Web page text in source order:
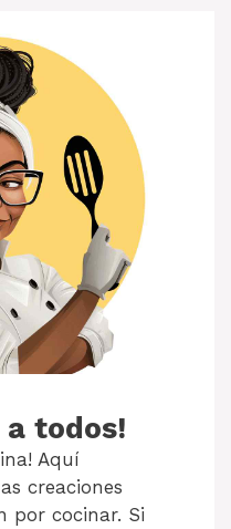
a todos!
Aquí
creaciones
por cocinar. Si